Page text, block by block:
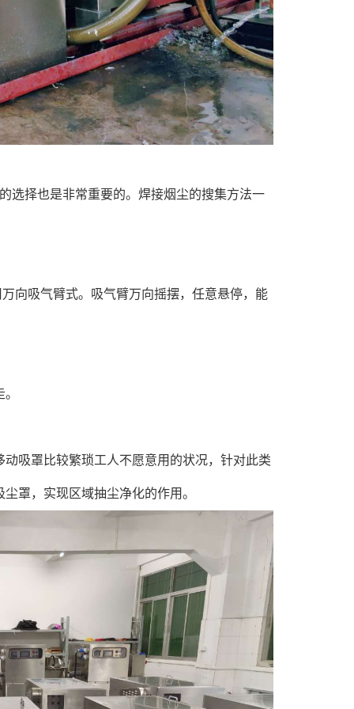
择也是非常重要的。焊接烟尘的搜集方法一
吸气臂式。吸气臂万向摇摆，任意悬停，能
吸罩比较繁琐工人不愿意用的状况，针对此类
罩，实现区域抽尘净化的作用。